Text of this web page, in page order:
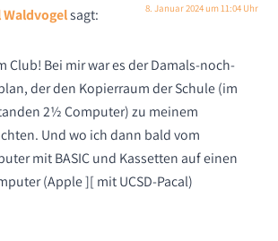
Waldvogelsagt: 8. Januar 2024 um 11:04 Uhr
Club! Bei mir war es der Damals-noch-
der den Kopierraum der Schule (im
2½ Computer) zu meinem
Und wo ich dann bald vom
mit BASIC und Kassetten auf einen
(Apple ][ mit UCSD-Pacal)